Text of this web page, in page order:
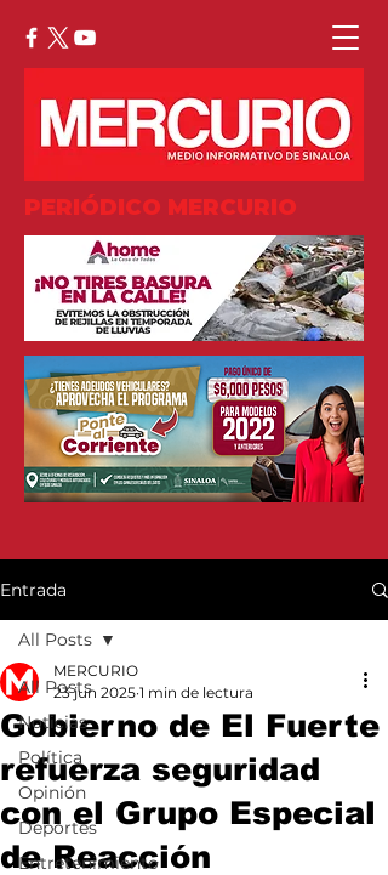
PERIÓDICO MERCURIO
Entrada
All Posts
Noticias
Política
Opinión
Deportes
Entretenimiento
All Posts
Gobierno de El Fuerte
refuerza seguridad
con el Grupo Especial
de Reacción
MERCURIO
23 jun 2025 1 min de lectura